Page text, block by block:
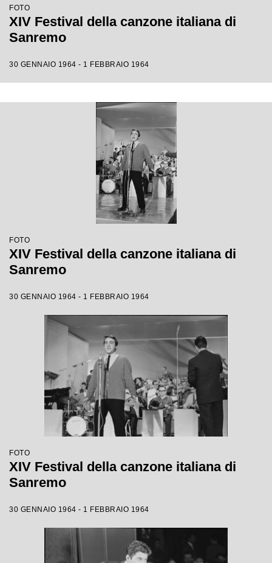
FOTO
XIV Festival della canzone italiana di
Sanremo
30 GENNAIO 1964 - 1 FEBBRAIO 1964
FOTO
XIV Festival della canzone italiana di
Sanremo
30 GENNAIO 1964 - 1 FEBBRAIO 1964
FOTO
XIV Festival della canzone italiana di
Sanremo
30 GENNAIO 1964 - 1 FEBBRAIO 1964